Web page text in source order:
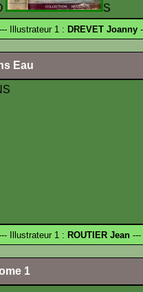
S
Illustrateur 1 : DREVET Joanny
Eau
Illustrateur 1 : ROUTIER Jean ---
1